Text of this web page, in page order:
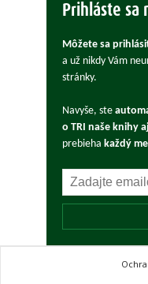
Prihláste
Môžete sa
a už nikdy Vám
stránky.
Navyše, ste
o TRI naše knihy
prebieha každý